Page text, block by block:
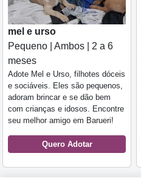
mel e urso
Pequeno | Ambos | 2 a 6
meses
Adote Mel e Urso, filhotes dóceis
e sociáveis. Eles são pequenos,
adoram brincar e se dão bem
com crianças e idosos. Encontre
seu melhor amigo em Barueri!
Quero Adotar